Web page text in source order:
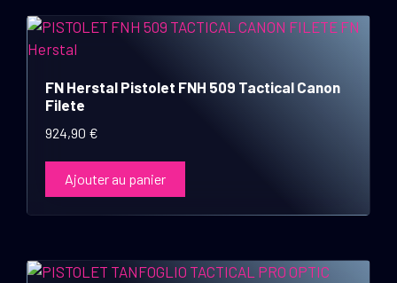
FN Herstal Pistolet FNH 509 Tactical Canon
Filete
924,90 €
Ajouter au panier